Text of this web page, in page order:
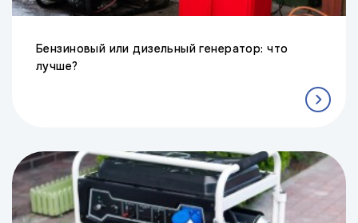
Бензиновый или дизельный генератор: что
лучше?